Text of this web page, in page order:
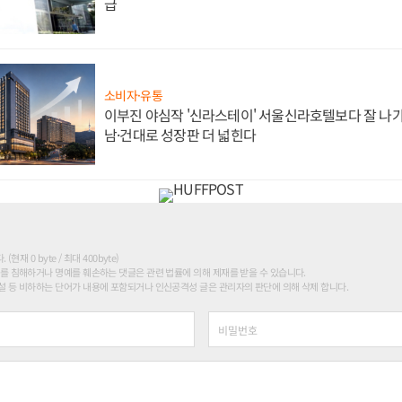
소비자·유통
이부진 야심작 '신라스테이' 서울신라호텔보다 잘 나
남·건대로 성장판 더 넓힌다
. (현재 0 byte / 최대 400byte)
침해하거나 명예를 훼손하는 댓글은 관련 법률에 의해 제재를 받을 수 있습니다.
등 비하하는 단어가 내용에 포함되거나 인신공격성 글은 관리자의 판단에 의해 삭제 합니다.